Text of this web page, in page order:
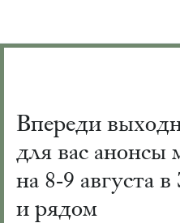
Впереди
для вас анонсы
на 8-9 августа
и рядом